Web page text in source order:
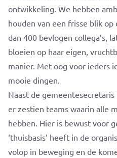
ontwikkeling. We hebben
houden van een frisse blik
dan 400 bevlogen collega’s,
bloeien op haar eigen,
manier. Met oog voor ieders
mooie dingen.
Naast de
er zestien teams waarin alle
hebben. Hier is bewust voor
‘thuisbasis’ heeft in de
volop in beweging en de